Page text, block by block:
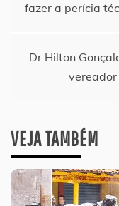
fazer a perícia
Dr Hilton
vereador
VEJA TAMBÉM